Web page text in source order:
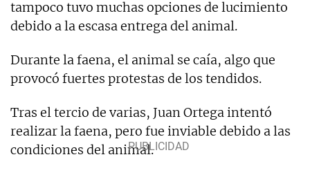
tampoco tuvo muchas opciones de lucimiento
debido a la escasa entrega del animal.
Durante la faena, el animal se caía, algo que
provocó fuertes protestas de los tendidos.
Tras el tercio de varias, Juan Ortega intentó
realizar la faena, pero fue inviable debido a las
condiciones del animal.